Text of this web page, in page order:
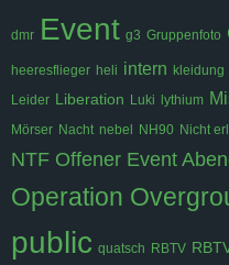
dmr Event g3 Gruppenfoto
heeresflieger heli intern kleidung
Leider Liberation Luki lythium
Mörser Nacht nebel NH90 Nicht
NTF Offener Event
Operation
public quatsch RBTV